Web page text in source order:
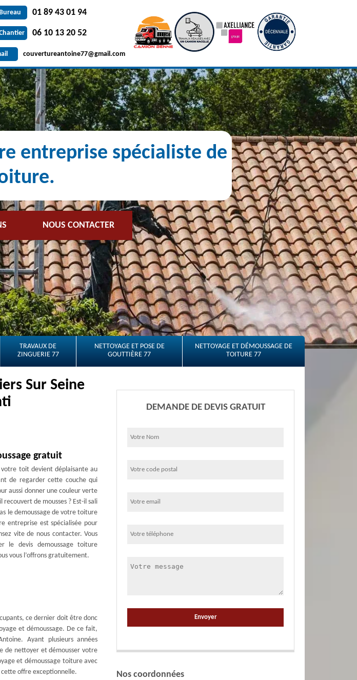
01 89 43 01 94
06 10 13 20 52
couvertureantoine77@gmail.com
entreprise spécialiste de
NOUS CONTACTER
TRAVAUX DE
ZINGUERIE 77
NETTOYAGE ET POSE DE
GOUTTIÈRE 77
NETTOYAGE ET DÉMOUSSAGE DE
TOITURE 77
Sur Seine
gratuit
votre toit devient déplaisante au
de regarder cette couche qui
aussi donner une couleur verte
de mousses ? Est-il sali
le demoussage de votre toiture
entreprise est spécialisée pour
vite de nous contacter. Vous
le devis demoussage toiture
vous l’offrons gratuitement.
ce dernier doit être donc
et démoussage. De ce fait,
Ayant plusieurs années
de nettoyer et démousser votre
et démoussage toiture avec
cette offre exceptionnelle.
DEMANDE DE DEVIS GRATUIT
Nos coordonnées